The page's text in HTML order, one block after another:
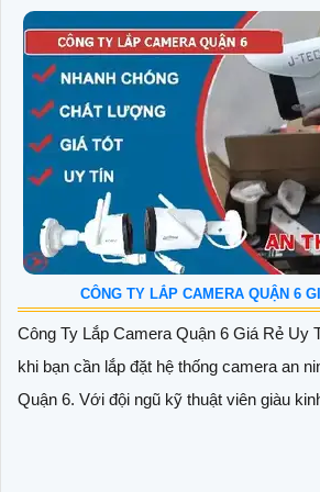
CÔNG TY LẮP CAMERA QUẬN 6
Công Ty Lắp Camera Quận 6 Giá Rẻ Uy
khi bạn cần lắp đặt hệ thống camera an
Quận 6. Với đội ngũ kỹ thuật viên giàu